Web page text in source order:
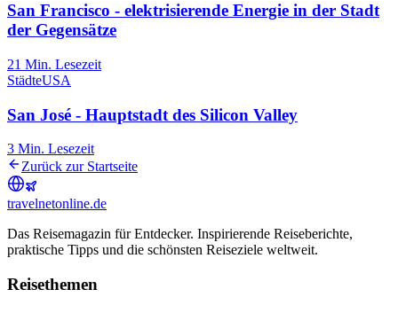
San Francisco - elektrisierende Energie in der Stadt
der Gegensätze
21 Min. Lesezeit
StädteUSA
San José - Hauptstadt des Silicon Valley
3 Min. Lesezeit
Zurück zur Startseite
travelnetonline.de
Das Reisemagazin für Entdecker. Inspirierende Reiseberichte,
praktische Tipps und die schönsten Reiseziele weltweit.
Reisethemen